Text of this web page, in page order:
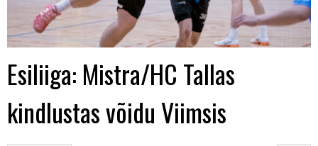
Esiliiga: Mistra/HC Tallas
kindlustas võidu Viimsis